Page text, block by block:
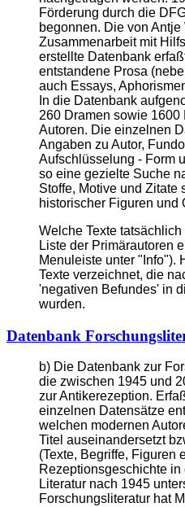
Förderung durch die
begonnen. Die von
Zusammenarbeit mit
erstellte Datenbank
entstandene Prosa
auch Essays,
In die Datenbank
260 Dramen sowie
Autoren. Die einzelnen
Angaben zu Autor,
Aufschlüsselung - Form
so eine gezielte Suche
Stoffe, Motive und Zitate
historischer Figuren und
Welche Texte
Liste der Primärautoren
Menuleiste unter "Info").
Texte verzeichnet, die
'negativen Befundes' in
wurden.
Datenbank
b) Die Datenbank zur
die zwischen 1945 und
zur Antikerezeption.
einzelnen Datensätze
welchen modernen
Titel auseinandersetzt
(Texte, Begriffe, Figuren
Rezeptionsgeschichte
Literatur nach 1945
Forschungsliteratur hat